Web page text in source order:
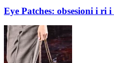
Eye Patches: obsesioni i ri